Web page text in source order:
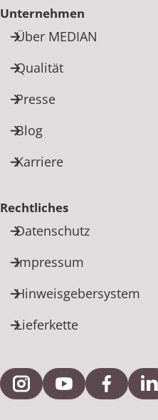
Unternehmen
Über MEDIAN
Qualität
Presse
Blog
Karriere
Rechtliches
Datenschutz
Impressum
Hinweisgebersystem
Lieferkette
Externe Verlinkung zu
ExterneExterne